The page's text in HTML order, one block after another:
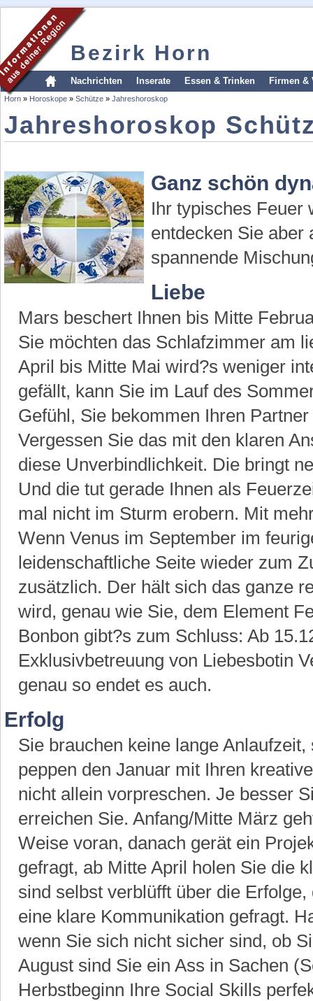
Bezirk Horn
Nachrichten Inserate Essen & Trinken Firmen &
Horn » Horoskope » Schütze » Jahreshoroskop
Jahreshoroskop
Ganz schön
Ihr typisches Feuer
entdecken Sie aber
spannende
Liebe
Mars beschert Ihnen bis Mitte
Sie möchten das Schlafzimmer am
April bis Mitte Mai wird?s weniger
gefällt, kann Sie im Lauf des
Gefühl, Sie bekommen Ihren
Vergessen Sie das mit den klaren
diese Unverbindlichkeit. Die bringt
Und die tut gerade Ihnen als
mal nicht im Sturm erobern. Mit
Wenn Venus im September im
leidenschaftliche Seite wieder zum
zusätzlich. Der hält sich das ganze
wird, genau wie Sie, dem Element
Bonbon gibt?s zum Schluss: Ab
Exklusivbetreuung von Liebesbotin
genau so endet es auch.
Erfolg
Sie brauchen keine lange
peppen den Januar mit Ihren
nicht allein vorpreschen. Je besser
erreichen Sie. Anfang/Mitte März
Weise voran, danach gerät ein
gefragt, ab Mitte April holen Sie die
sind selbst verblüfft über die
eine klare Kommunikation gefragt.
wenn Sie sich nicht sicher sind, ob
August sind Sie ein Ass in Sachen
Herbstbeginn Ihre Social Skills